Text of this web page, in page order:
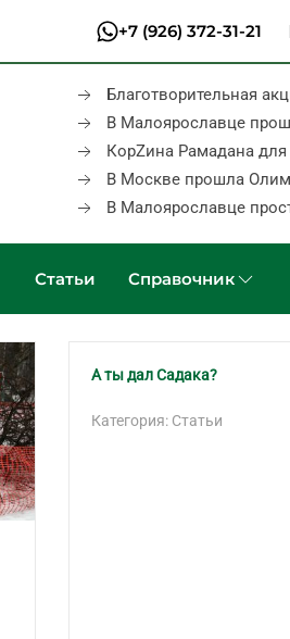
+7 (926) 372-31-21
Благотворительная
В Малоярославце
КорZина Рамадана
В Москве прошла
В Малоярославце
Статьи Справочник
А ты дал Садака?
Категория: Статьи